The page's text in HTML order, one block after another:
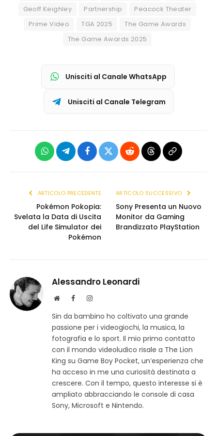
Geoff Keighley
Partnership
Peacock Theater
Prime Video
TGA 2025
The Game Awards
The Game Awards 2025
Unisciti al Canale WhatsApp
Unisciti al Canale Telegram
WhatsAppTelegramFacebook
X
Reddit ThreadsCopia
ARTICOLO PRECEDENTE
Pokémon Pokopia:
Svelata la Data di Uscita
del Life Simulator dei
Pokémon
ARTICOLO SUCCESSIVO
Sony Presenta un Nuovo
Monitor da Gaming
Brandizzato PlayStation
Alessandro Leonardi
S
t
o
w
F
c
e
b
I
s
t
a
m
Sin da bambino ho coltivato una grande
passione per i videogiochi, la musica, la
fotografia e lo sport. Il mio primo contatto
con il mondo videoludico risale a The Lion
King su Game Boy Pocket, un’esperienza che
ha acceso in me una curiosità destinata a
crescere. Con il tempo, questo interesse si è
ampliato abbracciando le console di casa
Sony, Microsoft e Nintendo.